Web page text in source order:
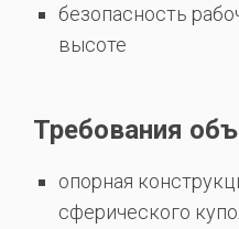
безопасность
высоте
Требования
опорная
сферического